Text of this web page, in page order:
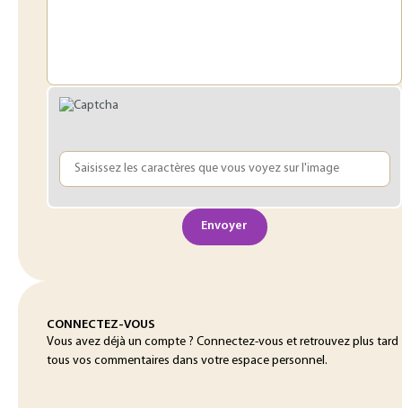
Envoyer
CONNECTEZ-VOUS
Vous avez déjà un compte ? Connectez-vous et retrouvez plus tard
tous vos commentaires dans votre espace personnel.